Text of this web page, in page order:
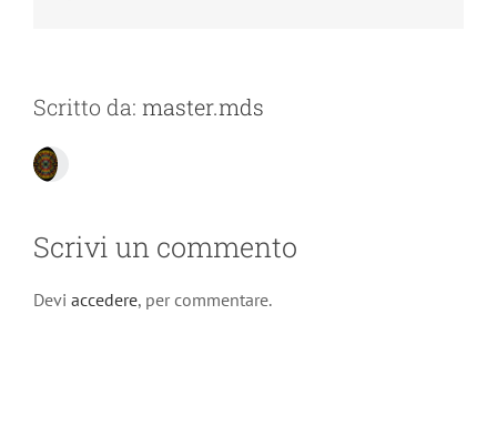
Scritto da: master.mds
Scrivi un commento
Devi accedere, per commentare.